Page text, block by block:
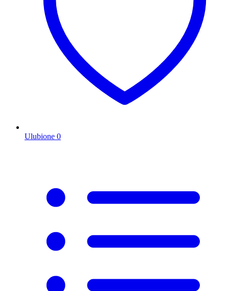
Ulubione 0